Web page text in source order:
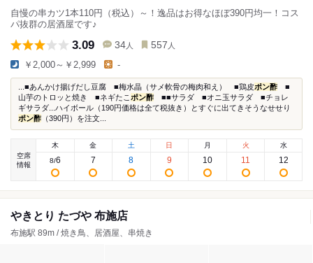
自慢の串カツ1本110円（税込）～！逸品はお得なほぼ390円均一！コス
パ抜群の居酒屋です♪
3.09 34 人 557 人
￥2,000～￥2,999 -
...■あんかけ揚げだし豆腐 ■梅水晶（サメ軟骨の梅肉和え） ■鶏皮ポン酢 ■
山芋のトロッと焼き ■ネギたこ ポン酢 ■■サラダ ■オニ玉サラダ ■チョレ
ギサラダ...ハイボール（190円価格は全て税抜き）とすぐに出てきそうなせせり
ポン酢 （390円）を注文...
空席
情報
木
8/6
金
7
土
8
日
9
月
10
火
11
水
12
やきとり たづや 布施店
布施駅 89m / 焼き鳥、居酒屋、串焼き